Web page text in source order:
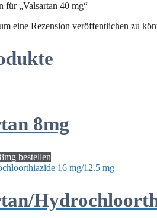
für „Valsartan 40 mg“
eine Rezension veröffentlichen zu
8mg
bestellen